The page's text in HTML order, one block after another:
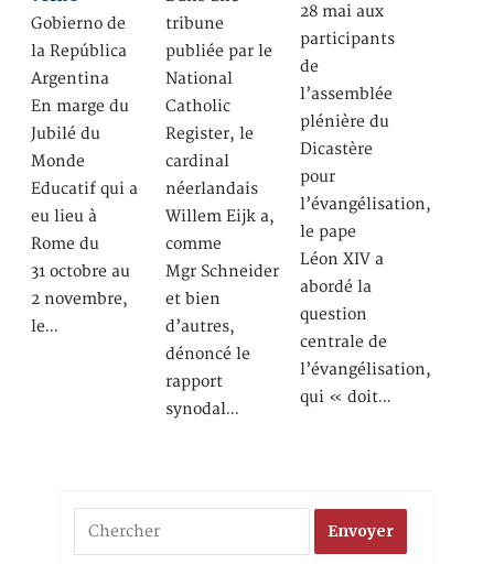
Gobierno de
la República
Argentina
En marge du
Jubilé du
Monde
Educatif qui a
eu lieu à
Rome du
31 octobre au
2 novembre,
le…
tribune
publiée par le
National
Catholic
Register, le
cardinal
néerlandais
Willem Eijk a,
comme
Mgr Schneider
et bien
d’autres,
dénoncé le
rapport
synodal…
28 mai aux
participants
de
l’assemblée
plénière du
Dicastère
pour
l’évangélisation,
le pape
Léon XIV a
abordé la
question
centrale de
l’évangélisation,
qui « doit…